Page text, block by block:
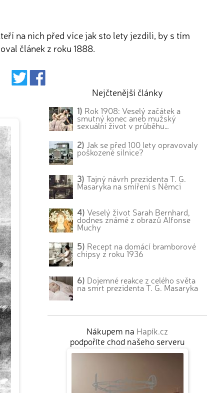
na nich před více jak sto lety jezdili, by s tím
článek z roku 1888.
Nejčtenější články
1) Rok 1908: Veselý začátek a
smutný konec aneb mužský
sexuální život v průběhu…
2) Jak se před 100 lety opravovaly
poškozené silnice?
3) Tajný návrh prezidenta T. G.
Masaryka na smíření s Němci
4) Veselý život Sarah Bernhard,
dodnes známé z obrazů Alfonse
Muchy
5) Recept na domácí bramborové
chipsy z roku 1936
6) Dojemné reakce z celého světa
na smrt prezidenta T. G. Masaryka
Nákupem na Hapík.cz
podpoříte chod našeho serveru